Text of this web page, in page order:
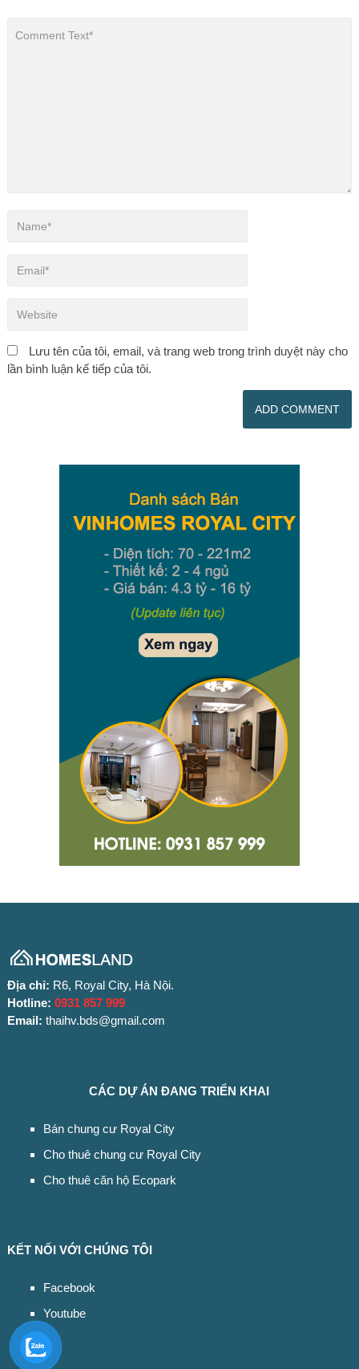
Lưu tên của tôi, email, và trang web trong trình duyệt này cho
lần bình luận kế tiếp của tôi.
Địa chỉ: R6, Royal City, Hà Nội.
Hotline: 0931 857 999
Email: thaihv.bds@gmail.com
CÁC DỰ ÁN ĐANG TRIỂN KHAI
Bán chung cư Royal City
Cho thuê chung cư Royal City
Cho thuê căn hộ Ecopark
KẾT NỐI VỚI CHÚNG TÔI
Facebook
Youtube